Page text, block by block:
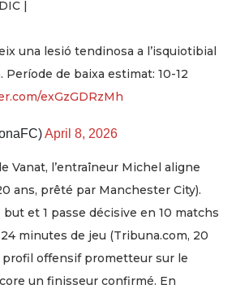
|
una lesió tendinosa a l’isquiotibial
Període de baixa estimat: 10-12
exGzGDRzMh
April 8, 2026
Vanat, l’entraîneur Michel aligne
ans, prêté par Manchester City).
but et 1 passe décisive en 10 matchs
minutes de jeu (Tribuna.com, 20
profil offensif prometteur sur le
un finisseur confirmé. En